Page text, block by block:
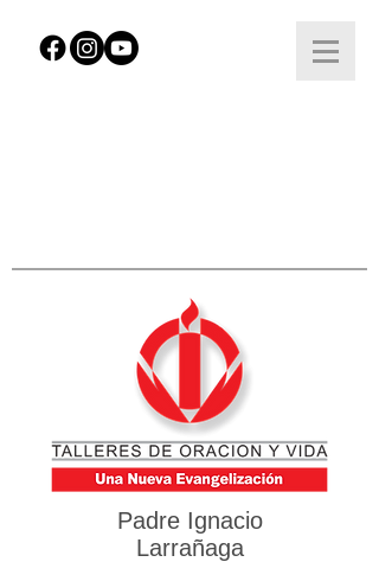
Padre Ignacio
Larrañaga